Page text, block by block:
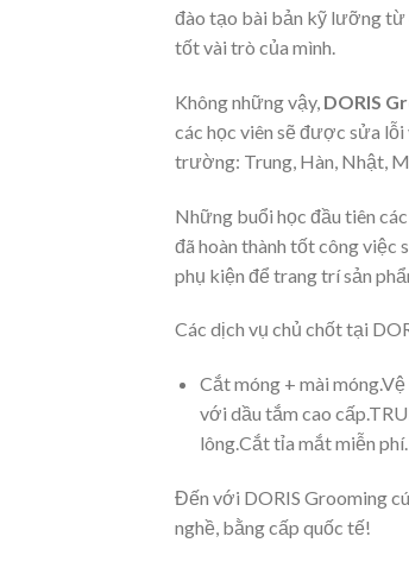
đào tạo bài bản kỹ lưỡng từ
tốt vài trò của mình.
Không những vậy, DORIS
các học viên sẽ được sửa
trường: Trung, Hàn, Nhật,
Những buổi học đầu tiên
đã hoàn thành tốt công việc
phụ kiện để trang trí sản
Các dịch vụ chủ chốt tại
Cắt móng + mài móng.Vệ
với dầu tắm cao
lông.Cắt tỉa mắt miễn phí.
Đến với DORIS Grooming
nghề, bằng cấp quốc tế!